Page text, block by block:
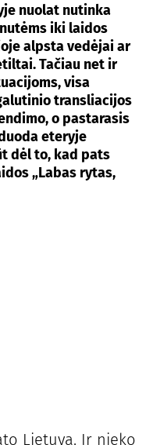
nuolat nutinka
iki laidos
alpsta vedėjai ar
Tačiau net ir
visa
transliacijos
o pastarasis
eteryje
dėl to, kad pats
„Labas rytas,
Lietuva. Ir nieko